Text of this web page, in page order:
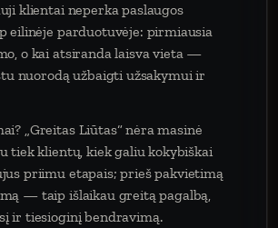
klientai neperka paslaugos
eilinėje parduotuvėje: pirmiausia
o kai atsiranda laisva vieta —
nuorodą užbaigti užsakymui ir
„Greitas Liūtas“ nėra masinė
tiek klientų, kiek galiu kokybiškai
priimu etapais; prieš pakvietimą
— taip išlaikau greitą pagalbą,
ir tiesioginį bendravimą.